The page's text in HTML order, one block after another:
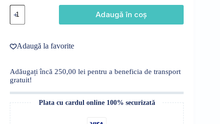
Cantitate
Gel
de
șampon
Mouse,
475ml
Adaugă în coș
Adaugă la favorite
Adăugați încă 250,00 lei pentru a beneficia de transport
gratuit!
Plata cu cardul online 100% securizată